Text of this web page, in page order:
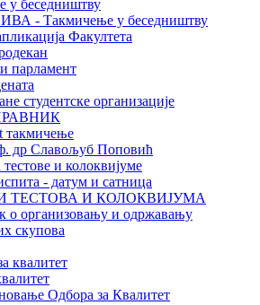
у беседништву
- Такмичење у беседништву
Факултета
парламент
студентске организације
такмичење
др Славољуб Поповић
тестове и колоквијуме
- датум и сатница
ТЕСТОВА И КОЛОКВИЈУМА
о организовању и одржавању
скупова
квалитет
Одбора за Квалитет